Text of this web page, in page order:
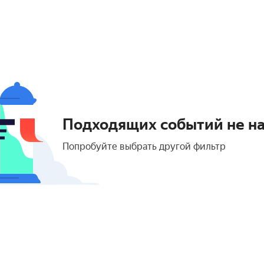
Подходящих событий не
Попробуйте выбрать другой фильтр